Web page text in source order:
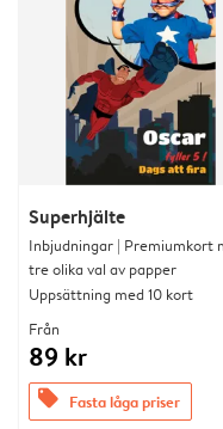
Superhjälte
Inbjudningar | Premiumkort
tre olika val av papper
Uppsättning med 10 kort
Från
89 kr
offers Fasta låga priser